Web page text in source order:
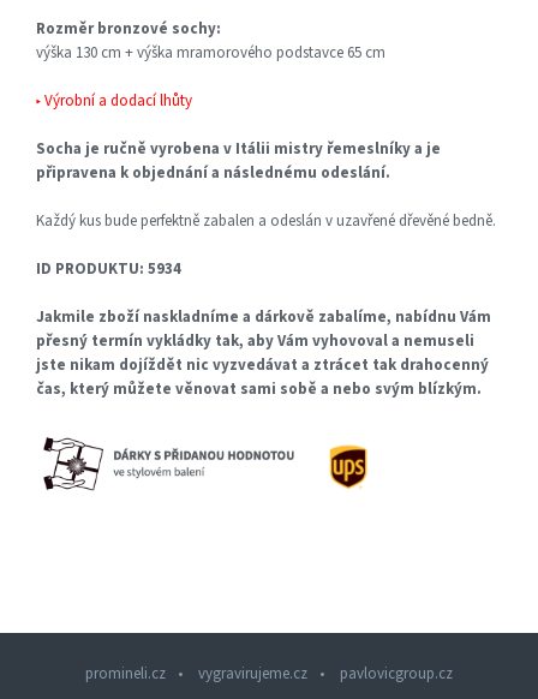
Rozměr bronzové sochy:
výška 130 cm + výška mramorového podstavce 65 cm
▸ Výrobní a dodací lhůty
Socha je ručně vyrobena v Itálii mistry řemeslníky a je
připravena k objednání a následnému odeslání.
Každý kus bude perfektně zabalen a odeslán v uzavřené dřevěné bedně.
ID PRODUKTU: 5934
Jakmile zboží naskladníme a dárkově zabalíme, nabídnu Vám
přesný termín vykládky tak, aby Vám vyhovoval a nemuseli
jste nikam dojíždět nic vyzvedávat a ztrácet tak drahocenný
čas, který můžete věnovat sami sobě a nebo svým blízkým.
promineli.cz vygravirujeme.cz pavlovicgroup.cz